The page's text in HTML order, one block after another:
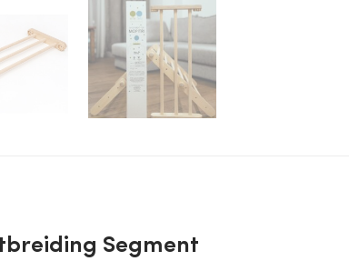
Segment